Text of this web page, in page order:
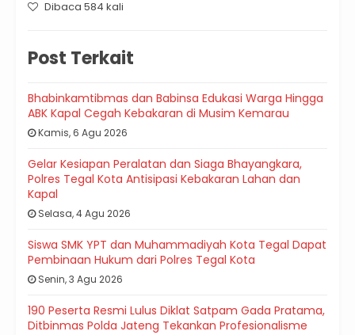
Dibaca 584 kali
Post Terkait
Bhabinkamtibmas dan Babinsa Edukasi Warga Hingga
ABK Kapal Cegah Kebakaran di Musim Kemarau
Kamis, 6 Agu 2026
Gelar Kesiapan Peralatan dan Siaga Bhayangkara,
Polres Tegal Kota Antisipasi Kebakaran Lahan dan
Kapal
Selasa, 4 Agu 2026
Siswa SMK YPT dan Muhammadiyah Kota Tegal Dapat
Pembinaan Hukum dari Polres Tegal Kota
Senin, 3 Agu 2026
190 Peserta Resmi Lulus Diklat Satpam Gada Pratama,
Ditbinmas Polda Jateng Tekankan Profesionalisme